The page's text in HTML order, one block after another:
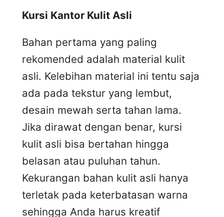
Kursi Kantor Kulit Asli
Bahan pertama yang paling
rekomended adalah material kulit
asli. Kelebihan material ini tentu saja
ada pada tekstur yang lembut,
desain mewah serta tahan lama.
Jika dirawat dengan benar, kursi
kulit asli bisa bertahan hingga
belasan atau puluhan tahun.
Kekurangan bahan kulit asli hanya
terletak pada keterbatasan warna
sehingga Anda harus kreatif